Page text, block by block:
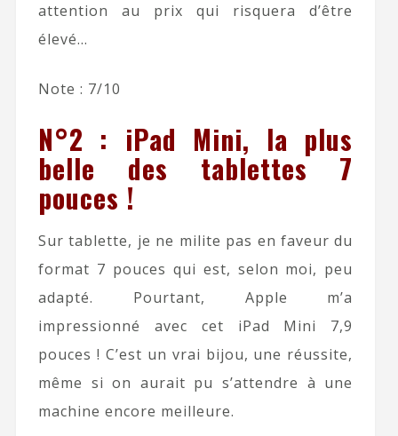
attention au prix qui risquera d’être
élevé…
Note : 7/10
N°2 : iPad Mini, la plus
belle des tablettes 7
pouces !
Sur tablette, je ne milite pas en faveur du
format 7 pouces qui est, selon moi, peu
adapté. Pourtant, Apple m’a
impressionné avec cet iPad Mini 7,9
pouces ! C’est un vrai bijou, une réussite,
même si on aurait pu s’attendre à une
machine encore meilleure.